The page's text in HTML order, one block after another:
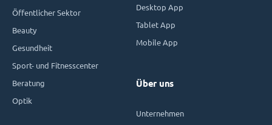
Öffentlicher Sektor
Beauty
Gesundheit
Sport- und Fitnesscenter
Beratung
Optik
Desktop App
Tablet App
Mobile App
Über uns
Unternehmen